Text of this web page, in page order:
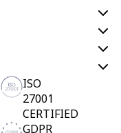
ISO
27001
CERTIFIED
GDPR